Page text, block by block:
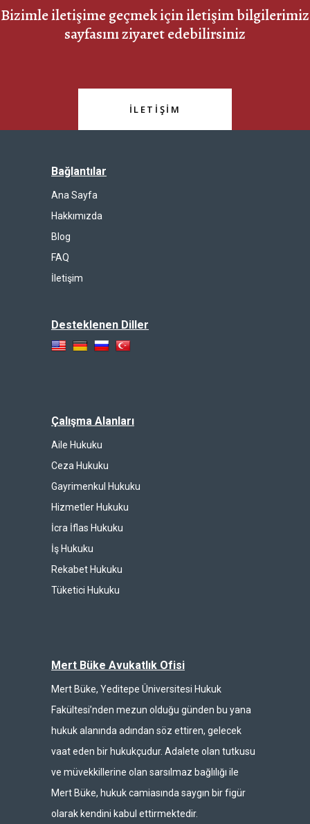
Bizimle iletişime geçmek için iletişim bilgilerimiz
sayfasını ziyaret edebilirsiniz
İLETİŞİM
Bağlantılar
Ana Sayfa
Hakkımızda
Blog
FAQ
İletişim
Desteklenen Diller
Çalışma Alanları
Aile Hukuku
Ceza Hukuku
Gayrimenkul Hukuku
Hizmetler Hukuku
İcra İflas Hukuku
İş Hukuku
Rekabet Hukuku
Tüketici Hukuku
Mert Büke Avukatlık Ofisi
Mert Büke, Yeditepe Üniversitesi Hukuk
Fakültesi’nden mezun olduğu günden bu yana
hukuk alanında adından söz ettiren, gelecek
vaat eden bir hukukçudur. Adalete olan tutkusu
ve müvekkillerine olan sarsılmaz bağlılığı ile
Mert Büke, hukuk camiasında saygın bir figür
olarak kendini kabul ettirmektedir.